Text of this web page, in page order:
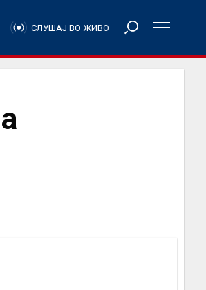
СЛУШАЈ ВО ЖИВО